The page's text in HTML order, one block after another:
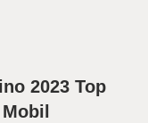
2023 Top